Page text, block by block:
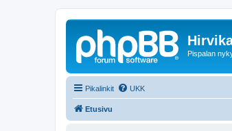
Pispalan
Pikalinkit UKK
Etusivu